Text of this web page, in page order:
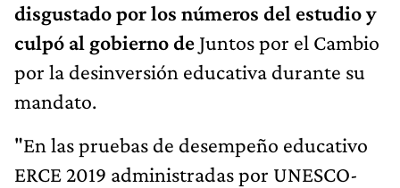
disgustado por los números del estudio y
culpó al gobierno de Juntos por el Cambio
por la desinversión educativa durante su
mandato.
"En las pruebas de desempeño educativo
ERCE 2019 administradas por UNESCO-